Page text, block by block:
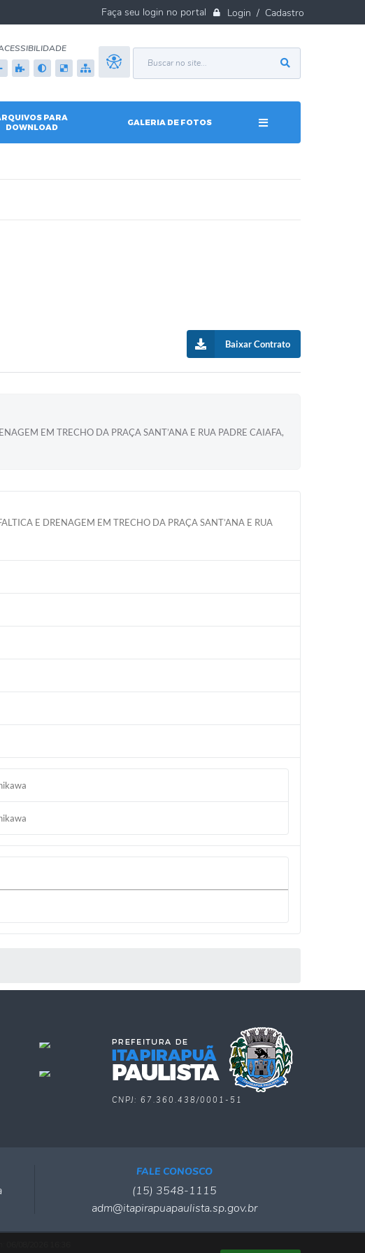
Login / Cadastro
PARA
DOWNLOAD
GALERIA DE FOTOS
Baixar Contrato
EM TRECHO DA PRAÇA SANT’ANA E RUA PADRE CAIAFA,
E DRENAGEM EM TRECHO DA PRAÇA SANT’ANA E RUA
CNPJ: 67.360.438/0001-51
FALE CONOSCO
(15) 3548-1115
adm@itapirapuapaulista.sp.gov.br